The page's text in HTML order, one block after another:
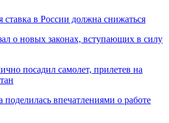
в России должна снижаться
о новых законах, вступающих в силу
посадил самолет, прилетев на
поделилась впечатлениями о работе